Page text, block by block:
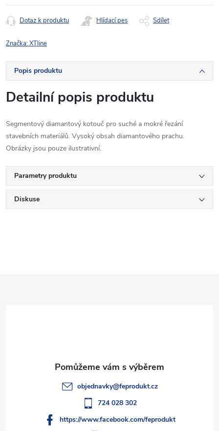
Dotaz k produktu Hlídací pes Sdílet
Značka:XTline
Popis produktu
Detailní popis produktu
Segmentový diamantový kotouč pro suché a mokré řezání
stavebních materiálů. Vysoký obsah diamantového prachu.
Obrázky jsou pouze ilustrativní.
Parametry produktu
Diskuse
objednavky@feprodukt.cz
724 028 302
https://www.facebook.com/feprodukt